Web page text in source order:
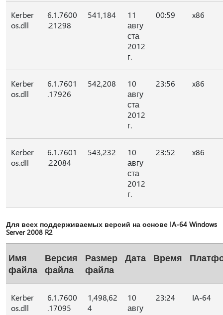
Kerber
os.dll
6.1.7600
.21298
541,184
11
авгу
ста
2012
г.
00:59 x86
Kerber
os.dll
6.1.7601
.17926
542,208
10
авгу
ста
2012
г.
23:56 x86
Kerber
os.dll
6.1.7601
.22084
543,232
10
авгу
ста
2012
г.
23:52 x86
Для всех поддерживаемых версий на основе IA-64 Windows
Server 2008 R2
Имя
файла
Версия
файла
Размер
файла
Дата Время
Kerber
os.dll
6.1.7600
.17095
1,498,62
4
10
авгу
23:24 IA-64